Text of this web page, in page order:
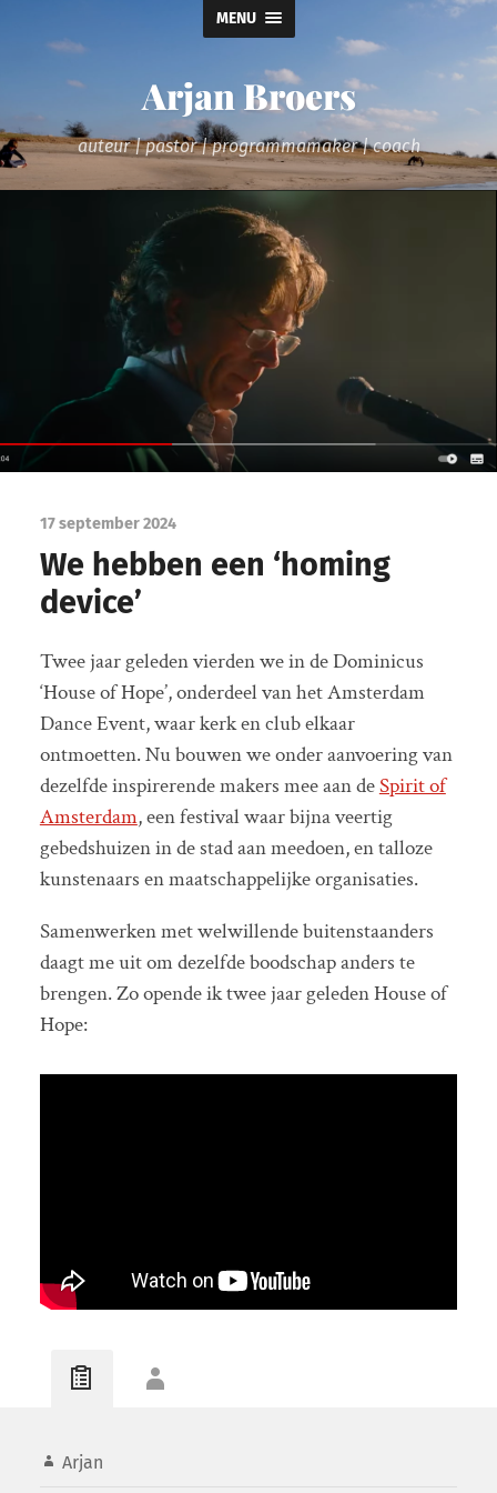
MENU
Arjan Broers
auteur | pastor | programmamaker | coach
17 september 2024
We hebben een ‘homing
device’
Twee jaar geleden vierden we in de Dominicus
‘House of Hope’, onderdeel van het Amsterdam
Dance Event, waar kerk en club elkaar
ontmoetten. Nu bouwen we onder aanvoering van
dezelfde inspirerende makers mee aan deSpirit of
Amsterdam, een festival waar bijna veertig
gebedshuizen in de stad aan meedoen, en talloze
kunstenaars en maatschappelijke organisaties.
Samenwerken met welwillende buitenstaanders
daagt me uit om dezelfde boodschap anders te
brengen. Zo opende ik twee jaar geleden House of
Hope:
Arjan